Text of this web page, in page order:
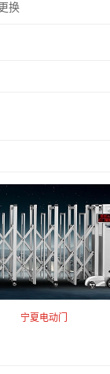
换
宁夏电动门